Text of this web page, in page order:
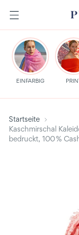
EINFARBIG
Startseite
Kaschmirschal
bedruckt, 100 %